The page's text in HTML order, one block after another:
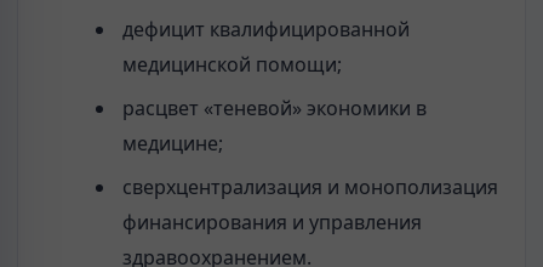
дефицит квалифицированной
медицинской помощи;
расцвет «теневой» экономики в
медицине;
сверхцентрализация и монополизация
финансирования и управления
здравоохранением.